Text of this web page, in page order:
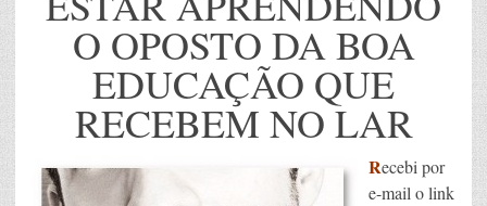
O OPOSTO DA BOA
EDUCAÇÃO QUE
RECEBEM NO LAR
Recebi por
e-mail o link